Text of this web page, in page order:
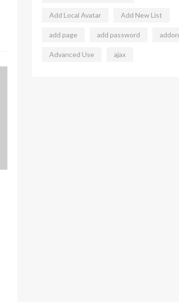
Add Local Avatar Add New List
add page add password addon
Advanced Use ajax